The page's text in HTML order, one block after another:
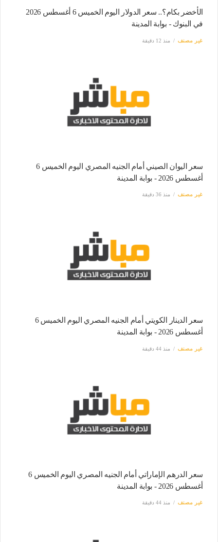
الأخضر بكام؟.. سعر الدولار اليوم الخميس 6 أغسطس 2026
في البنوك - بوابة المدينة
غير مصنف منذ 12 دقيقة
سعر اليوان الصيني أمام الجنيه المصري اليوم الخميس 6
أغسطس 2026 - بوابة المدينة
غير مصنف منذ 36 دقيقة
سعر الدينار الكويتي أمام الجنيه المصري اليوم الخميس 6
أغسطس 2026 - بوابة المدينة
غير مصنف منذ 44 دقيقة
سعر الدرهم الإماراتي أمام الجنيه المصري اليوم الخميس 6
أغسطس 2026 - بوابة المدينة
غير مصنف منذ 44 دقيقة